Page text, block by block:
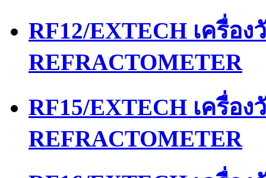
RF12/EXTECH เครื่อ
REFRACTOMETER
RF15/EXTECH เครื่อ
REFRACTOMETER